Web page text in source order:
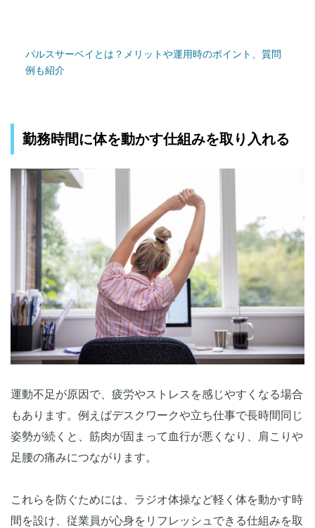
パルスサーベイとは？メリットや運用時のポイント、質問
例も紹介
勤務時間に体を動かす仕組みを取り入れる
運動不足が原因で、疲労やストレスを感じやすくなる場合
もあります。例えばデスクワークや立ち仕事で長時間同じ
姿勢が続くと、筋肉が固まって血行が悪くなり、肩こりや
足腰の痛みにつながります。
これらを防ぐためには、ラジオ体操など軽く体を動かす時
間を設け、従業員が心身をリフレッシュできる仕組みを取